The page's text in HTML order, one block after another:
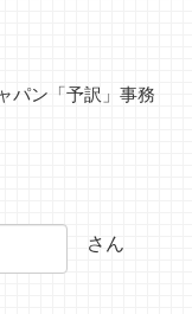
パン「予訳」事務
さん